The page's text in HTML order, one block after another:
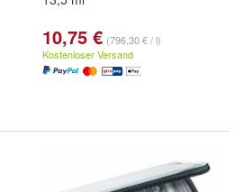
10,75 € (796,30 € / l)
Kostenloser Versand